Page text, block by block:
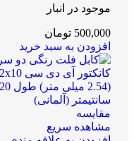
موجود در انبار
500,000 تومان
افزودن به سبد خرید
مقایسه
مشاهده سریع